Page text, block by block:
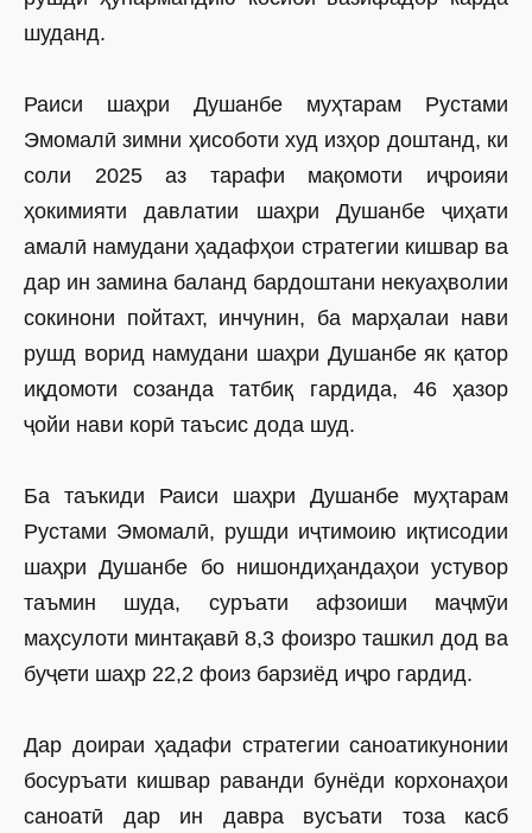
шуданд.
Раиси шаҳри Душанбе муҳтарам Рустами
Эмомалӣ зимни ҳисоботи худ изҳор доштанд, ки
соли 2025 аз тарафи мақомоти иҷроияи
ҳокимияти давлатии шаҳри Душанбе ҷиҳати
амалӣ намудани ҳадафҳои стратегии кишвар ва
дар ин замина баланд бардоштани некуаҳволии
сокинони пойтахт, инчунин, ба марҳалаи нави
рушд ворид намудани шаҳри Душанбе як қатор
иқдомоти созанда татбиқ гардида, 46 ҳазор
ҷойи нави корӣ таъсис дода шуд.
Ба таъкиди Раиси шаҳри Душанбе муҳтарам
Рустами Эмомалӣ, рушди иҷтимоию иқтисодии
шаҳри Душанбе бо нишондиҳандаҳои устувор
таъмин шуда, суръати афзоиши маҷмӯи
маҳсулоти минтақавӣ 8,3 фоизро ташкил дод ва
буҷети шаҳр 22,2 фоиз барзиёд иҷро гардид.
Дар доираи ҳадафи стратегии саноатикунонии
босуръати кишвар раванди бунёди корхонаҳои
саноатӣ дар ин давра вусъати тоза касб